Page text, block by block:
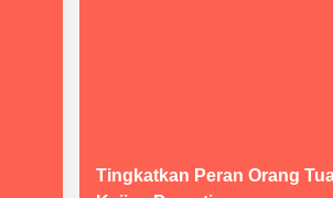
Tingkatkan Peran Orang